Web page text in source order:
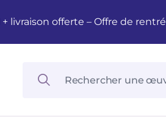
livraison offerte – Offre de